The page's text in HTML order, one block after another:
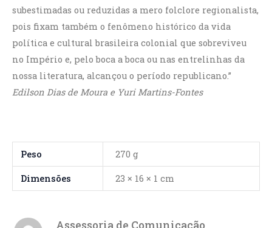
subestimadas ou reduzidas a mero folclore regionalista,
pois fixam também o fenômeno histórico da vida
política e cultural brasileira colonial que sobreviveu
no Império e, pelo boca a boca ou nas entrelinhas da
nossa literatura, alcançou o período republicano.”
Edilson Dias de Moura e Yuri Martins-Fontes
Peso 270 g
Dimensões 23 × 16 × 1 cm
Assessoria de Comunicação